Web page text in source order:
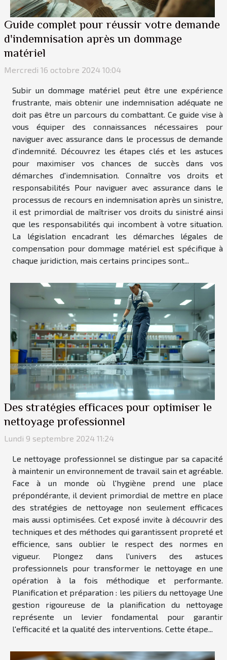
Guide complet pour réussir votre demande
d'indemnisation après un dommage
matériel
Mercredi 16 octobre 2024 10:04
Subir un dommage matériel peut être une expérience
frustrante, mais obtenir une indemnisation adéquate ne
doit pas être un parcours du combattant. Ce guide vise à
vous équiper des connaissances nécessaires pour
naviguer avec assurance dans le processus de demande
d'indemnité. Découvrez les étapes clés et les astuces
pour maximiser vos chances de succès dans vos
démarches d'indemnisation. Connaître vos droits et
responsabilités Pour naviguer avec assurance dans le
processus de recours en indemnisation après un sinistre,
il est primordial de maîtriser vos droits du sinistré ainsi
que les responsabilités qui incombent à votre situation.
La législation encadrant les démarches légales de
compensation pour dommage matériel est spécifique à
chaque juridiction, mais certains principes sont...
Des stratégies efficaces pour optimiser le
nettoyage professionnel
Lundi 9 septembre 2024 11:24
Le nettoyage professionnel se distingue par sa capacité
à maintenir un environnement de travail sain et agréable.
Face à un monde où l'hygiène prend une place
prépondérante, il devient primordial de mettre en place
des stratégies de nettoyage non seulement efficaces
mais aussi optimisées. Cet exposé invite à découvrir des
techniques et des méthodes qui garantissent propreté et
efficience, sans oublier le respect des normes en
vigueur. Plongez dans l'univers des astuces
professionnels pour transformer le nettoyage en une
opération à la fois méthodique et performante.
Planification et préparation : les piliers du nettoyage Une
gestion rigoureuse de la planification du nettoyage
représente un levier fondamental pour garantir
l'efficacité et la qualité des interventions. Cette étape...